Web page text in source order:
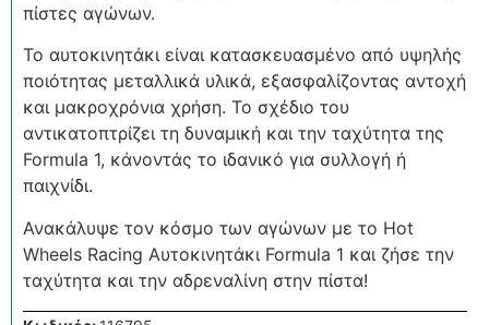
πίστες αγώνων.
Το αυτοκινητάκι είναι κατασκευασμένο από υψηλής
ποιότητας μεταλλικά υλικά, εξασφαλίζοντας αντοχή
και μακροχρόνια χρήση. Το σχέδιο του
αντικατοπτρίζει τη δυναμική και την ταχύτητα της
Formula 1, κάνοντάς το ιδανικό για συλλογή ή
παιχνίδι.
Ανακάλυψε τον κόσμο των αγώνων με το Hot
Wheels Racing Αυτοκινητάκι Formula 1 και ζήσε την
ταχύτητα και την αδρεναλίνη στην πίστα!